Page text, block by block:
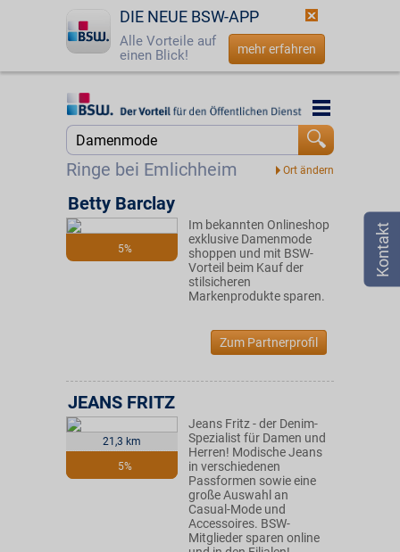
DIE NEUE BSW-APP
Alle Vorteile auf
einen Blick!
mehr erfahren
Startseite
☎ 0800 - 279 25 82
Ringe bei Emlichheim
Startseite
5%
Betty Barclay
Im bekannten Onlineshop
exklusive Damenmode
shoppen und mit BSW-
Vorteil beim Kauf der
stilsicheren
Markenprodukte sparen.
Zum Partnerprofil
21,3 km
5%
JEANS FRITZ
Jeans Fritz - der Denim-
Spezialist für Damen und
Herren! Modische Jeans
in verschiedenen
Passformen sowie eine
große Auswahl an
Casual-Mode und
Accessoires. BSW-
Mitglieder sparen online